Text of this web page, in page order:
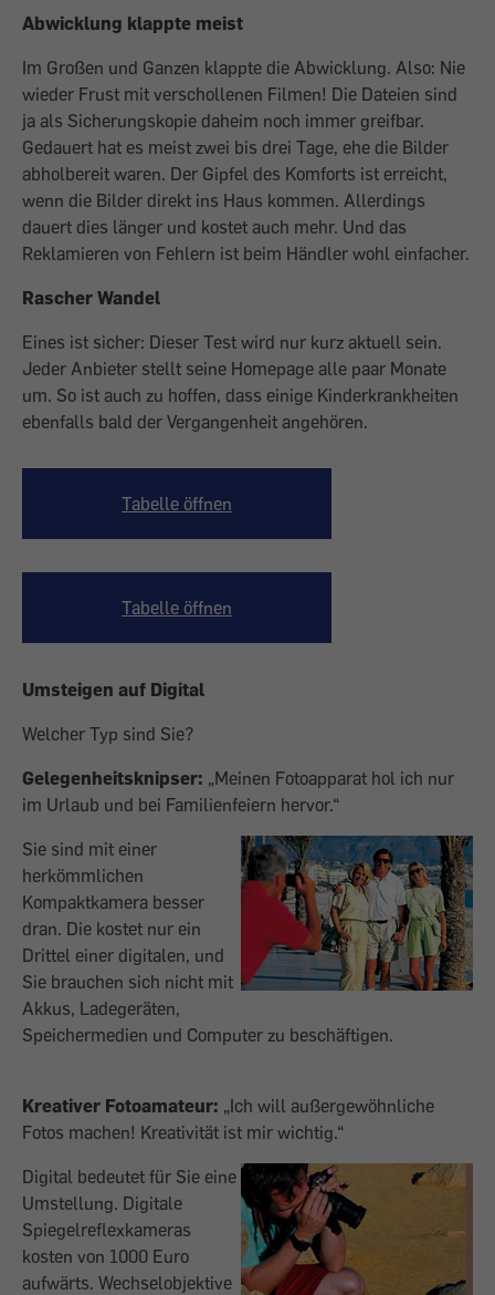
Abwicklung klappte meist
Im Großen und Ganzen klappte die Abwicklung. Also: Nie
wieder Frust mit verschollenen Filmen! Die Dateien sind
ja als Sicherungskopie daheim noch immer greifbar.
Gedauert hat es meist zwei bis drei Tage, ehe die Bilder
abholbereit waren. Der Gipfel des Komforts ist erreicht,
wenn die Bilder direkt ins Haus kommen. Allerdings
dauert dies länger und kostet auch mehr. Und das
Reklamieren von Fehlern ist beim Händler wohl einfacher.
Rascher Wandel
Eines ist sicher: Dieser Test wird nur kurz aktuell sein.
Jeder Anbieter stellt seine Homepage alle paar Monate
um. So ist auch zu hoffen, dass einige Kinderkrankheiten
ebenfalls bald der Vergangenheit angehören.
Tabelle öffnen
Tabelle öffnen
Umsteigen auf Digital
Welcher Typ sind Sie?
Gelegenheitsknipser: „Meinen Fotoapparat hol ich nur
im Urlaub und bei Familienfeiern hervor.“
Sie sind mit einer
herkömmlichen
Kompaktkamera besser
dran. Die kostet nur ein
Drittel einer digitalen, und
Sie brauchen sich nicht mit
Akkus, Ladegeräten,
Speichermedien und Computer zu beschäftigen.
Kreativer Fotoamateur: „Ich will außergewöhnliche
Fotos machen! Kreativität ist mir wichtig.“
Digital bedeutet für Sie eine
Umstellung. Digitale
Spiegelreflexkameras
kosten von 1000 Euro
aufwärts. Wechselobjektive